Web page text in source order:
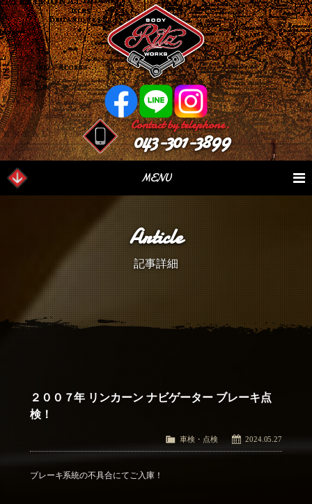
Contact by telephone.
043-301-3899
MENU
Our Serivce
Parts Sales 作業日誌
つぶやき
Article
記事詳細
２００７年 リンカーン ナビゲーター ブレーキ点
検！
2024.05.27
車検・点検
ブレーキ系統の不具合にてご入庫！